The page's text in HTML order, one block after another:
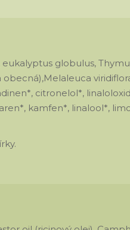
globulus,
citronelol*,
kamfen*, linalool*,